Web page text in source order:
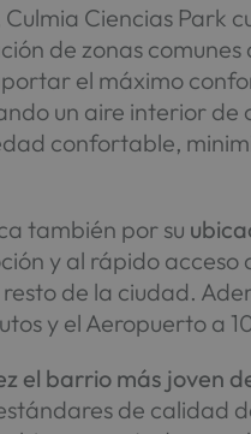
Ciencias Park
de zonas
el máximo
un aire interior
confortable,
también por su
y al rápido
de la ciudad.
y el Aeropuerto a
el barrio más joven
de calidad